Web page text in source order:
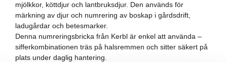
mjölkkor, köttdjur och lantbruksdjur. Den används för
märkning av djur och numrering av boskap i gårdsdrift,
ladugårdar och betesmarker.
Denna numreringsbricka från Kerbl är enkel att använda –
sifferkombinationen träs på halsremmen och sitter säkert på
plats under daglig hantering.